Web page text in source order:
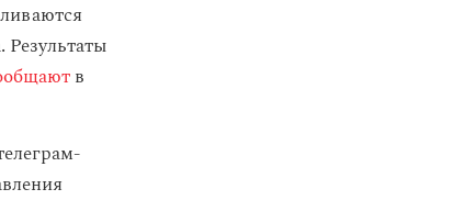
Результаты
в